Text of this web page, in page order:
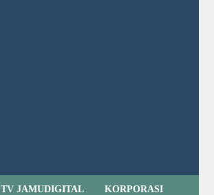
TV JAMUDIGITAL
KORPORASI